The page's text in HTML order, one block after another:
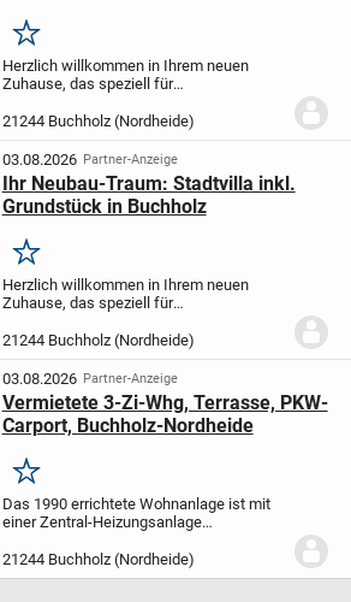
Merken
Herzlich willkommen in Ihrem neuen
Zuhause, das speziell für
gestaltet wurde. Diese Immobilie ist der
ideale Ort, um gemeinsame Erinnerungen
zu schaffen und ein...
21244 Buchholz (Nordheide)
03.08.2026 Partner-Anzeige
Ihr Neubau-Traum: Stadtvilla inkl.
Grundstück in Buchholz
Merken
Herzlich willkommen in Ihrem neuen
Zuhause, das speziell für
gestaltet wurde. Diese Immobilie ist der
ideale Ort, um gemeinsame Erinnerungen
zu schaffen und ein...
21244 Buchholz (Nordheide)
03.08.2026 Partner-Anzeige
Vermietete 3-Zi-Whg, Terrasse, PKW-
Carport, Buchholz-Nordheide
Merken
Das 1990 errichtete Wohnanlage ist mit
einer Zentral-Heizungsanlage
geräumiger Keller und ein PKW-Carport-
Stellplatz. Die Wohnanlage hat 19
21244 Buchholz (Nordheide)